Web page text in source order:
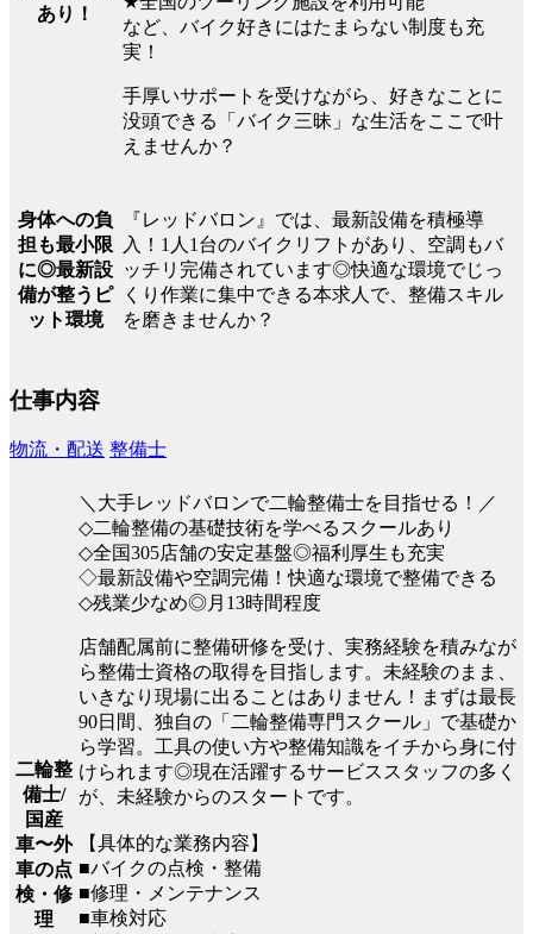
あり！
など、バイク好きにはたまらない制度も充
実！
手厚いサポートを受けながら、好きなことに
没頭できる「バイク三昧」な生活をここで叶
えませんか？
身体への負
担も最小限
に◎最新設
備が整うピ
ット環境
『レッドバロン』では、最新設備を積極導
入！1人1台のバイクリフトがあり、空調もバ
ッチリ完備されています◎快適な環境でじっ
くり作業に集中できる本求人で、整備スキル
を磨きませんか？
仕事内容
物流・配送 整備士
二輪整
備士/
国産
車〜外
車の点
検・修
理
＼大手レッドバロンで二輪整備士を目指せる！／
◇二輪整備の基礎技術を学べるスクールあり
◇全国305店舗の安定基盤◎福利厚生も充実
◇最新設備や空調完備！快適な環境で整備できる
◇残業少なめ◎月13時間程度
店舗配属前に整備研修を受け、実務経験を積みなが
ら整備士資格の取得を目指します。未経験のまま、
いきなり現場に出ることはありません！まずは最長
90日間、独自の「二輪整備専門スクール」で基礎か
ら学習。工具の使い方や整備知識をイチから身に付
けられます◎現在活躍するサービススタッフの多く
が、未経験からのスタートです。
【具体的な業務内容】
■バイクの点検・整備
■修理・メンテナンス
■車検対応